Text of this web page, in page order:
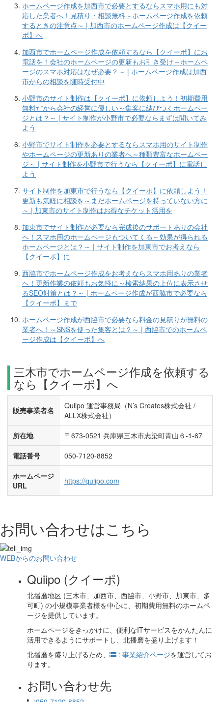
ホームページ作成を加西市で必要とするならスマホ用にも対
応した業者へ！見積り・相談無料～ホームページ作成を依頼
するときの注意点～ | 加西市のホームページ作成は【クイー
ポ】へ
加西市でホームページ作成を依頼するなら【クイーポ】にお
電話を！会社のホームページの更新もお引き受け～ホームペ
ージのスマホ対応はなぜ必要？～ | ホームページ作成は加西
市からの相談を随時受付中
小野市のサイト制作は【クイーポ】に依頼しよう！初期費用
無料だから会社の経営に優しい～集客に結びつくホームペー
ジとは？～ | サイト制作が小野市で必要ならまずは聞いてみ
よう
小野市でサイト制作を必要とするならスマホ用のサイト制作
やホームページの更新ありの業者へ～種類豊富なホームペー
ジ～ | サイト制作を小野市で行うなら【クイーポ】に電話し
よう
サイト制作を加東市で行うなら【クイーポ】に依頼しよう！
更新も気軽に相談を～まだホームページを持っていない方に
～ | 加東市のサイト制作はお得なチケット活用を
加東市でサイト制作が必要なら完成後のサポートありの会社
へ！スマホ用のホームページもついてくる～効果が得られる
ホームページとは？～ | サイト制作を加東市でお考えなら
【クイーポ】に
西脇市でホームページ作成をお考えならスマホ用ありの業者
へ！更新作業の依頼もお気軽に～検索結果の上位に表示させ
るSEO対策とは？～ | ホームページ作成が西脇市で必要なら
【クイーポ】まで
ホームページ作成が西脇市で必要なら料金の見積りが無料の
業者へ！～SNSを使った集客とは？～ | 西脇市でのホームペ
ージ作成は【クイーポ】へ
三木市でホームページ作成を依頼する
なら【クイーポ】へ
販売事業者名
Quiipo 運営事務局（N’s Creates株式会社 /
ALLX株式会社）
所在地 〒673-0521 兵庫県三木市志染町青山６-1-67
電話番号 050-7120-8852
ホームページ
URL
https://quiipo.com
お問い合わせはこちら
WEBからのお問い合わせ
Quiipo (クイーポ)
北播磨地区 (三木市、加西市、西脇市、小野市、加東市、多
可町) の小規模事業者様を中心に、初期費用無料のホームペ
ージを提供しています。
ホームページをきっかけに、便利なITサービスをかんたんに
活用できるようにサポートし、北播磨を盛り上げます！
北播磨を盛り上げるため、
: 事業紹介ページを運営してお
ります。
お問い合わせ先